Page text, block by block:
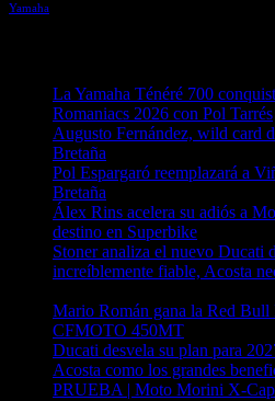
Yamaha
La Yamaha Ténéré 700
Romaniacs 2026 con Pol Tarrés
Augusto Fernández, wild card
Bretaña
Pol Espargaró reemplazará a
Bretaña
Álex Rins acelera su adiós a
destino en Superbike
Stoner analiza el nuevo Ducati
increíblemente fiable, Acosta
Mario Román gana la Red Bull
CFMOTO 450MT
Ducati desvela su plan para
Acosta como los grandes
PRUEBA | Moto Morini X-